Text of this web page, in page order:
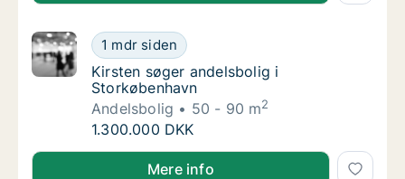
Kirsten søger andelsbolig i Storkøbenhavn
1 mdr siden
Kirsten søger andelsbolig i Storkøbenhavn
Kirsten søger andelsbolig i
Storkøbenhavn
Andelsbolig
50 - 90 m2
Kirsten søger andelsbolig i Storkøbenhavn
1.300.000 DKK
Kirsten søger andelsbolig i Storkøbenhavn
Mere info